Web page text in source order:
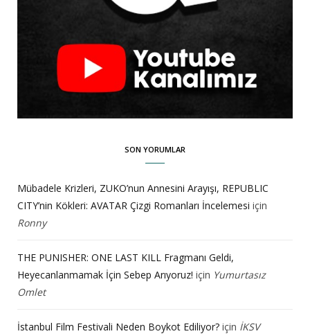
SON YORUMLAR
Mübadele Krizleri, ZUKO’nun Annesini Arayışı, REPUBLIC
CITY’nin Kökleri: AVATAR Çizgi Romanları İncelemesi için
Ronny
THE PUNISHER: ONE LAST KILL Fragmanı Geldi,
Heyecanlanmamak İçin Sebep Arıyoruz! için Yumurtasız
Omlet
İstanbul Film Festivali Neden Boykot Ediliyor? için İKSV